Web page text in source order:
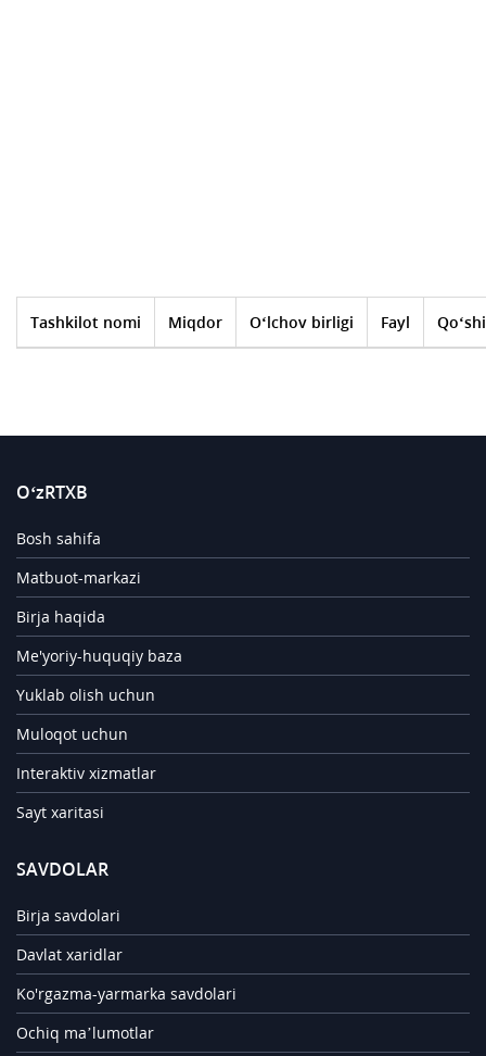
Tashkilot nomi Miqdor O‘lchov birligi Fayl
O‘zRTXB
Bosh sahifa
Matbuot-markazi
Birja haqida
Me'yoriy-huquqiy baza
Yuklab olish uchun
Muloqot uchun
Interaktiv xizmatlar
Sayt xaritasi
SAVDOLAR
Birja savdolari
Davlat xaridlar
Ko'rgazma-yarmarka savdolari
Ochiq ma’lumotlar